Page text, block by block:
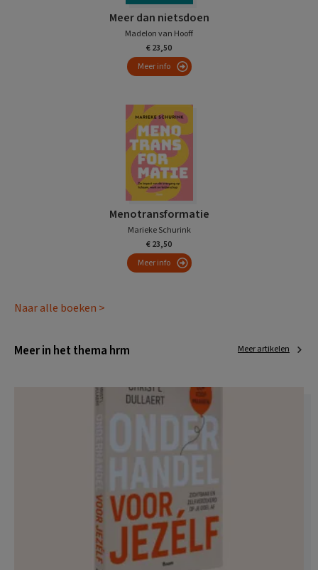
Meer dan nietsdoen
Madelon van Hooff
€ 23,50
Meer info
Menotransformatie
Marieke Schurink
€ 23,50
Meer info
Naar alle boeken >
Meer in het thema hrm Meer artikelen